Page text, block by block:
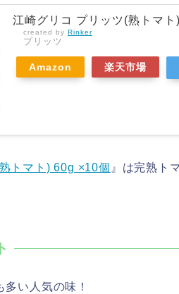
江崎グリコ プリッツ(熟トマ
created by Rinker
プリッツ
Amazon 楽天市場
トマト) 60g ×10個 』は完熟ト
多い人気の味！